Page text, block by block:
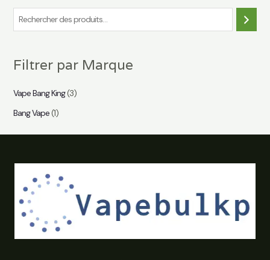
e
h
c
h
r
Filtrer par Marque
Vape Bang King(3)
Bang Vape(1)